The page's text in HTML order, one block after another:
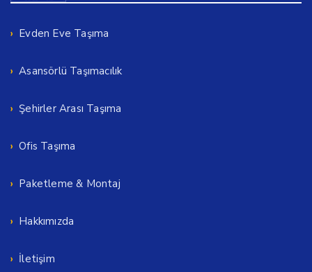
Evden Eve Taşıma
Asansörlü Taşımacılık
Şehirler Arası Taşıma
Ofis Taşıma
Paketleme & Montaj
Hakkımızda
İletişim